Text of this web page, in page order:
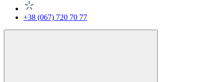
+38 (067) 720 70 77